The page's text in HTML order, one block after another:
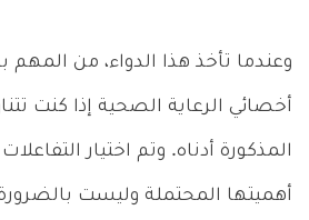
وعندما تأخذ هذا الدواء، من
أخصائي الرعاية الصحية إذا كنت
المذكورة أدناه. وتم اختيار
أهميتها المحتملة وليست